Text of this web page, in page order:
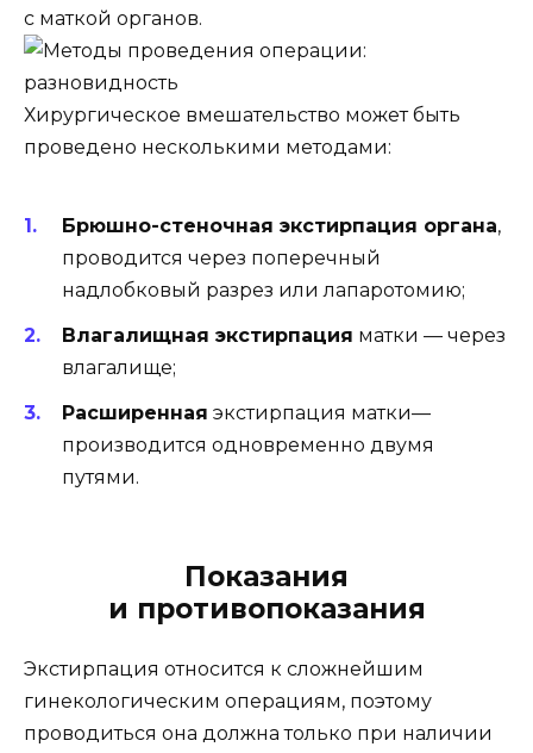
с маткой органов.
Хирургическое вмешательство может быть
проведено несколькими методами:
Брюшно-стеночная экстирпация органа,
проводится через поперечный
надлобковый разрез или лапаротомию;
Влагалищная экстирпация матки — через
влагалище;
Расширенная экстирпация матки—
производится одновременно двумя
путями.
Показания
и противопоказания
Экстирпация относится к сложнейшим
гинекологическим операциям, поэтому
проводиться она должна только при наличии